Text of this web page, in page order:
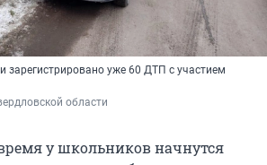
зарегистрировано уже 60 ДТП с участием
области
у школьников начнутся